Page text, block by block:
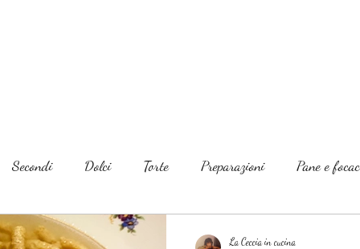
Secondi Dolci Torte Preparazioni Pane e
La Ceccia in cucina